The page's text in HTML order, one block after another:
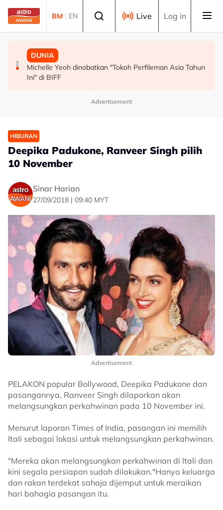
Skip to main content
BM | EN Live Log in
MALAYSIA
Persepsi negatif terhadap Bukit Malut tidak berasaskan
fakta - Ahli Akademik
MALAYSIA
Insiden rempuhan Jalan Ampang: Pendakwaan bantah
permohonan batal pertuduhan bunuh
DUNIA
Michelle Yeoh dinobatkan "Tokoh Perfileman Asia Tahun
Ini" di BIFF
Advertisement
HIBURAN
Deepika Padukone, Ranveer Singh pilih
10 November
Sinar Harian
27/09/2018 | 09:40 MYT
Advertisement
PELAKON popular Bollywood, Deepika Padukone dan
pasangannya, Ranveer Singh dilaporkan akan
melangsungkan perkahwinan pada 10 November ini.
Menurut laporan Times of India, pasangan ini memilih
Itali sebagai lokasi untuk melangsungkan perkahwinan.
"Mereka akan melangsungkan perkahwinan di Itali dan
kini segala persiapan sudah dilakukan."Hanya keluarga
dan rakan terdekat sahaja dijemput untuk meraikan
hari bahagia pasangan itu.